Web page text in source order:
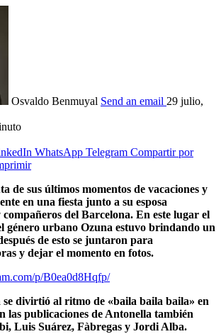
Osvaldo Benmuyal Send an email 29 julio,
WhatsApp Telegram Compartir por
de sus últimos momentos de vacaciones y
en una fiesta junto a su esposa
del Barcelona. En este lugar el
género urbano Ozuna estuvo brindando un
de esto se juntaron para
y dejar el momento en fotos.
p/B0ea0d8Hqfp/
divirtió al ritmo de «baila baila baila» en
las publicaciones de Antonella también
Luis Suárez, Fàbregas y Jordi Alba.